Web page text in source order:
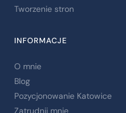
Tworzenie stron
INFORMACJE
O mnie
Blog
Pozycjonowanie Katowice
Zatrudnij mnie